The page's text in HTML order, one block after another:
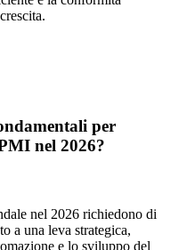
per
nel 2026?
nel 2026 richiedono di
a una leva strategica,
e lo sviluppo del